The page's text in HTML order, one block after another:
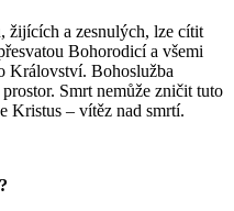
žijících a zesnulých, lze cítit
Bohorodicí a všemi
Království. Bohoslužba
Smrt nemůže zničit tuto
Kristus – vítěz nad smrtí.